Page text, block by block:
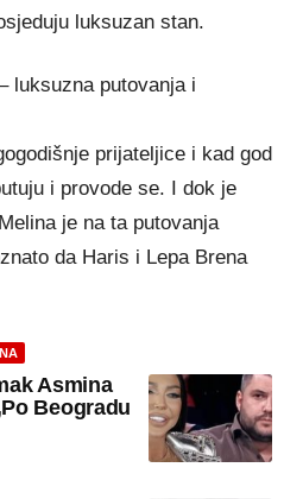
luksuzan stan.
luksuzna putovanja i
prijateljice i kad god
i provode se. I dok je
je na ta putovanja
da Haris i Lepa Brena
Asmina
Beogradu